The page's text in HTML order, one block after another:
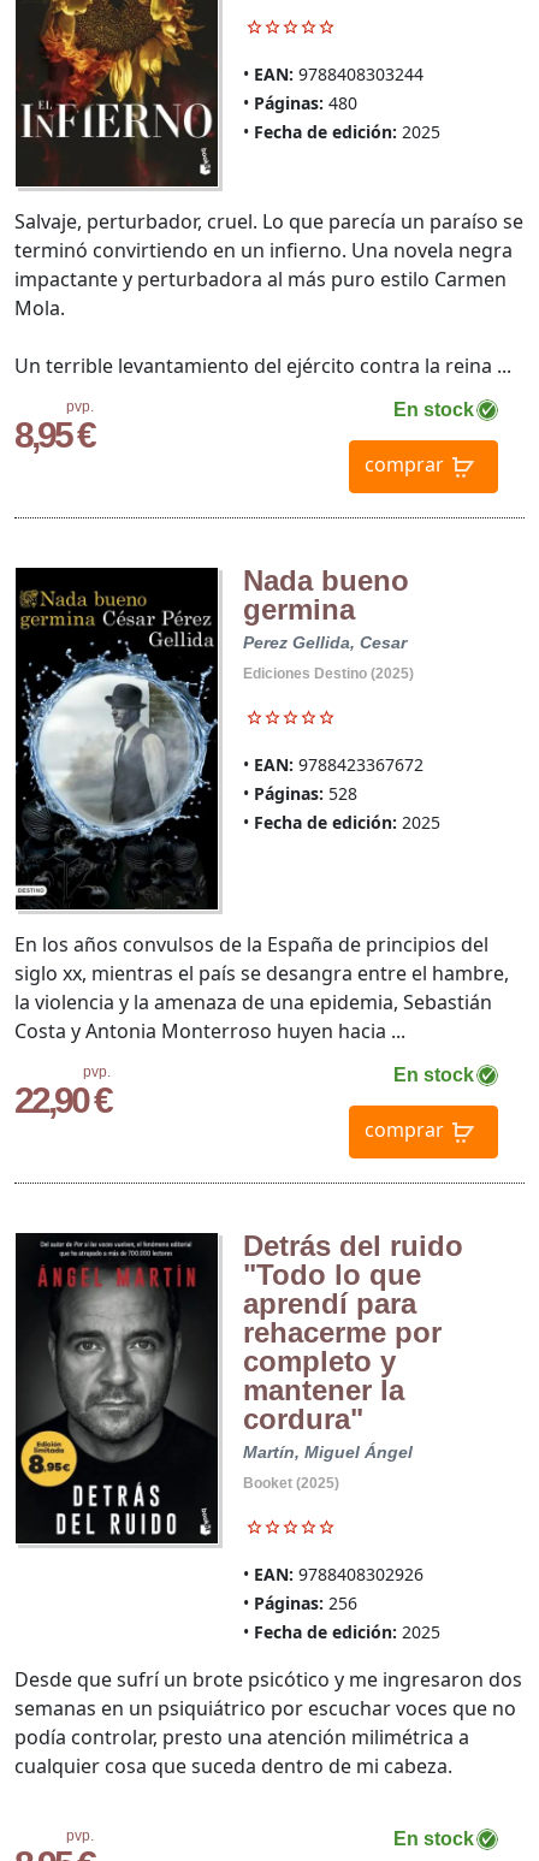
EAN: 9788408303244
Páginas: 480
Fecha de edición: 2025
pvp.
8,95 €
En stock
comprar
Salvaje, perturbador, cruel. Lo que parecía un paraíso se
terminó convirtiendo en un infierno. Una novela negra
impactante y perturbadora al más puro estilo Carmen
Mola.
Un terrible levantamiento del ejército contra la reina ...
Nada bueno
germina
Perez Gellida, Cesar
Ediciones Destino (2025)
EAN: 9788423367672
Páginas: 528
Fecha de edición: 2025
pvp.
22,90 €
En stock
comprar
En los años convulsos de la España de principios del
siglo xx, mientras el país se desangra entre el hambre,
la violencia y la amenaza de una epidemia, Sebastián
Costa y Antonia Monterroso huyen hacia ...
Detrás del ruido
"Todo lo que
aprendí para
rehacerme por
completo y
mantener la
cordura"
Martín, Miguel Ángel
Booket (2025)
EAN: 9788408302926
Páginas: 256
Fecha de edición: 2025
pvp. En stock
Desde que sufrí un brote psicótico y me ingresaron dos
semanas en un psiquiátrico por escuchar voces que no
podía controlar, presto una atención milimétrica a
cualquier cosa que suceda dentro de mi cabeza.